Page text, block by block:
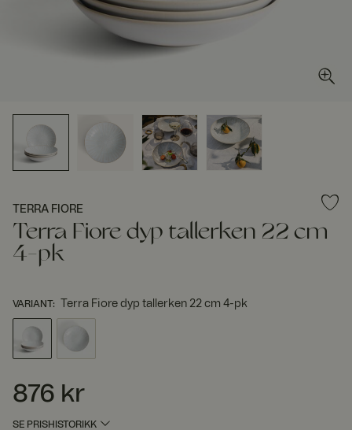
TERRA FIORE
Terra Fiore dyp tallerken 22 cm
4-pk
VARIANT: Terra Fiore dyp tallerken 22 cm 4-pk
Pris:876 kr
876 kr
SE PRISHISTORIKK